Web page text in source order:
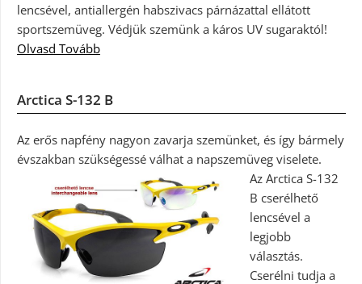
lencsével, antiallergén habszivacs párnázattal ellátott
sportszemüveg. Védjük szemünk a káros UV sugaraktól!
Olvasd Tovább
Arctica S-132 B
Az erős napfény nagyon zavarja szemünket, és így bármely
évszakban szükségessé válhat a napszemüveg viselete.
Az Arctica S-132
B cserélhető
lencsével a
legjobb
választás.
Cserélni tudja a